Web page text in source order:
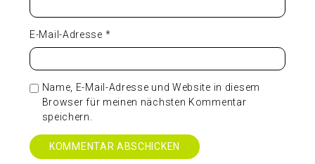
E-Mail-Adresse *
Name, E-Mail-Adresse und Website in diesem
Browser für meinen nächsten Kommentar
speichern.